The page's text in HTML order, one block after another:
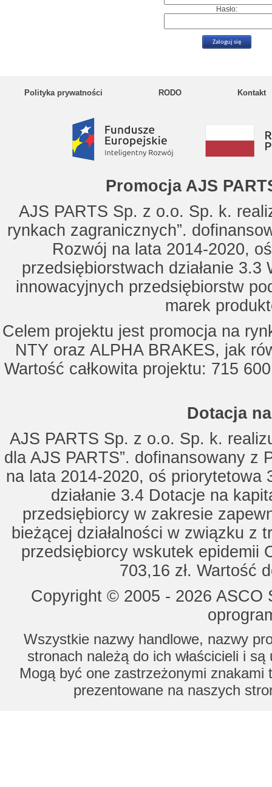
Hasło:
Polityka prywatności RODO Kontakt
Promocja AJS
AJS PARTS Sp. z o.o. Sp. k.
rynkach zagranicznych”.
Rozwój na lata 2014-2020,
przedsiębiorstwach działanie
innowacyjnych przedsiębiorstw
marek
Celem projektu jest promocja na
NTY oraz ALPHA BRAKES, jak
Wartość całkowita projektu: 715
Dotacja
AJS PARTS Sp. z o.o. Sp. k.
dla AJS PARTS”. dofinansowany z
na lata 2014-2020, oś priorytetowa
działanie 3.4 Dotacje na
przedsiębiorcy w zakresie
bieżącej działalności w związku z
przedsiębiorcy wskutek epidemii
703,16 zł. Wartość
Copyright © 2005 - 2026
Wszystkie nazwy handlowe, nazwy
stronach należą do ich właścicieli i
Mogą być one zastrzeżonymi znakami
prezentowane na naszych